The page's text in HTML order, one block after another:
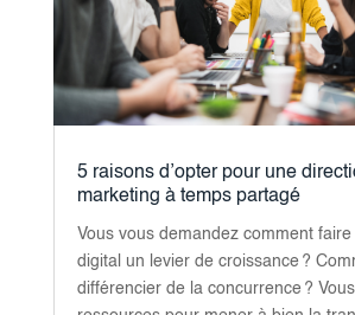
5 raisons d’opter pour une
marketing à temps partagé
Vous vous demandez comment
digital un levier de croissance ?
différencier de la concurrence ?